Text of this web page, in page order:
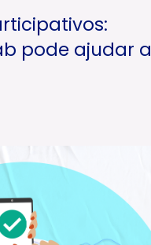
pode ajudar a